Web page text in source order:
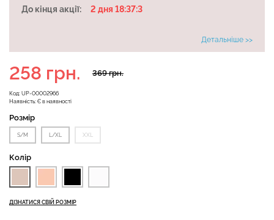
До кінця акції: 2 дня 18:37:3
Детальніше >>
Код: UP-00002966
Наявність: Є в наявності
369 грн.
258 грн.
Розмір
S/M L/XL XXL
Колір
ДІЗНАТИСЯ СВІЙ РОЗМІР
LEGGINGS (чорний) Giulia
талією TRACKS 01
549 грн.